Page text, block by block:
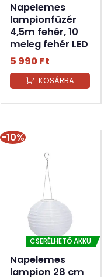
Napelemes
lampionfüzér
4,5m fehér, 10
meleg fehér LED
5 990Ft
KOSÁRBA
-10%
CSERÉLHETŐ AKKU
Napelemes
lampion 28 cm